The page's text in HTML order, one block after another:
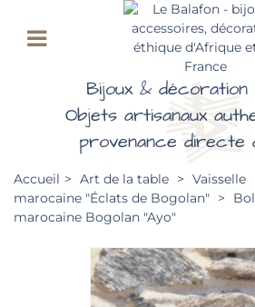
Bijoux & décoration
Objets artisanaux
provenance directe
Accueil > Art de la table > Vaisselle
marocaine "Éclats de Bogolan" >
marocaine Bogolan "Ayo"